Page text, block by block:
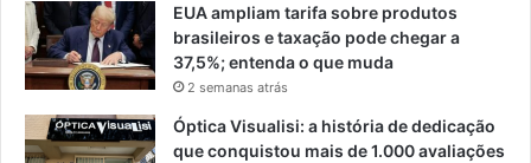
EUA ampliam tarifa sobre produtos
brasileiros e taxação pode chegar a
37,5%; entenda o que muda
2 semanas atrás
Óptica Visualisi: a história de dedicação
que conquistou mais de 1.000 avaliações